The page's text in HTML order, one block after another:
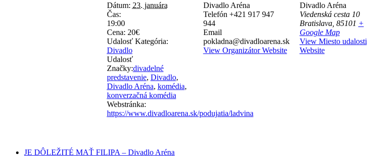
Dátum: 23. januára
Čas:
19:00
Cena: 20€
Udalosť Kategória:
Divadlo
Udalosť
Značky:divadelné
predstavenie, Divadlo,
Divadlo Aréna, komédia,
konverzačná komédia
Webstránka:
https://www.divadloarena.sk/podujatia/ladvina
Divadlo Aréna
Telefón +421 917 947
944
Email
pokladna@divadloarena.sk
View Organizátor Website
Divadlo Aréna
Viedenská cesta 10
Bratislava, 85101 +
Google Map
View Miesto udalosti
Website
JE DÔLEŽITÉ MAŤ FILIPA – Divadlo Aréna